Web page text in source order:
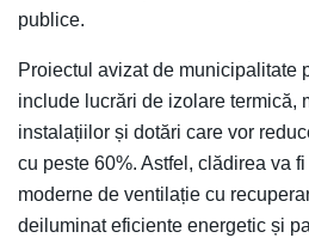
publice.
Proiectul avizat de municipalitate
include lucrări de izolare termică,
instalațiilor și dotări care vor
cu peste 60%. Astfel, clădirea va
moderne de ventilație cu
deiluminat eficiente energetic și